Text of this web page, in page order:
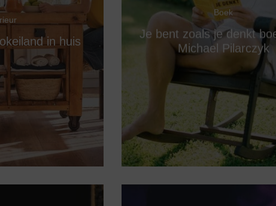
in huis
Boek
Je bent zoals je denkt
Michael Pilarczyk